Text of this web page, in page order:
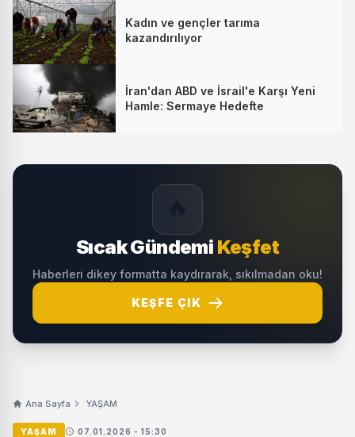
Kadın ve gençler tarıma
kazandırılıyor
İran'dan ABD ve İsrail'e Karşı Yeni
Hamle: Sermaye Hedefte
Sıcak Gündemi Keşfet
Haberleri dikey formatta kaydırarak, sıkılmadan oku!
KEŞFE ÇIK
Ana Sayfa YAŞAM
YAŞAM 07.01.2026 - 15:30